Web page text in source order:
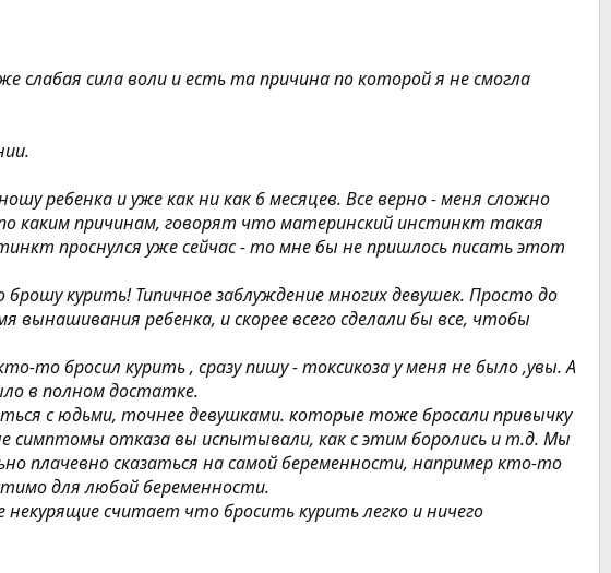
сила воли и есть та причина по которой я не смогла
ребенка и уже как ни как 6 месяцев. Все верно - меня сложно
каким причинам, говорят что материнский инстинкт такая
проснулся уже сейчас - то мне бы не пришлось писать этот
курить! Типичное заблуждение многих девушек. Просто до
ребенка, и скорее всего сделали бы все, чтобы
то бросил курить , сразу пишу - токсикоза у меня не было ,увы. А
в полном достатке.
с юдьми, точнее девушками. которые тоже бросали привычку
симптомы отказа вы испытывали, как с этим боролись и т.д. Мы
плачевно сказаться на самой беременности, например кто-то
для любой беременности.
некурящие считает что бросить курить легко и ничего